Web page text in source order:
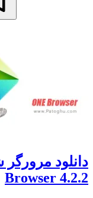
Browser 4.2.2